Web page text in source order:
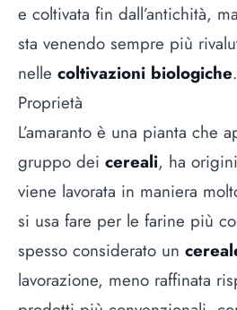
e coltivata fin dall’antichità,
sta venendo sempre più
nelle coltivazioni biologiche.
Proprietà
L’amaranto è una pianta che
gruppo dei cereali, ha
viene lavorata in maniera
si usa fare per le farine più
spesso considerato un
lavorazione, meno raffinata